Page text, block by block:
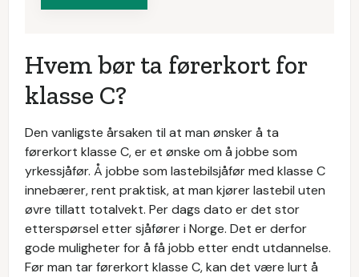
Hvem bør ta førerkort for
klasse C?
Den vanligste årsaken til at man ønsker å ta
førerkort klasse C, er et ønske om å jobbe som
yrkessjåfør. Å jobbe som lastebilsjåfør med klasse C
innebærer, rent praktisk, at man kjører lastebil uten
øvre tillatt totalvekt. Per dags dato er det stor
etterspørsel etter sjåfører i Norge. Det er derfor
gode muligheter for å få jobb etter endt utdannelse.
Før man tar førerkort klasse C, kan det være lurt å